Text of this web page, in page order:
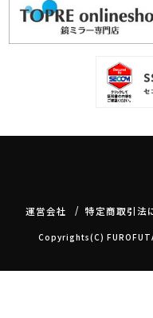
運営会社 特定商取引法
Copyrights(C)